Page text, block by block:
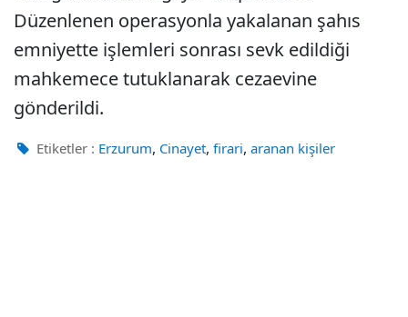
Düzenlenen operasyonla yakalanan şahıs
emniyette işlemleri sonrası sevk edildiği
mahkemece tutuklanarak cezaevine
gönderildi.
Etiketler : Erzurum, Cinayet, firari, aranan kişiler